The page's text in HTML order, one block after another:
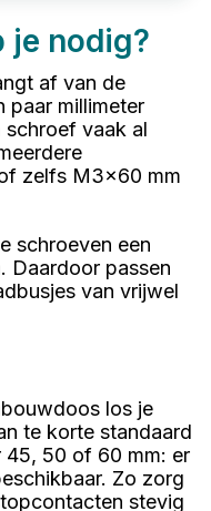
je nodig?
af van de
paar millimeter
vaak al
zelfs M3x60 mm
schroeven een
Daardoor passen
van vrijwel
los je
te korte standaard
45, 50 of 60 mm: er
Zo zorg
stevig